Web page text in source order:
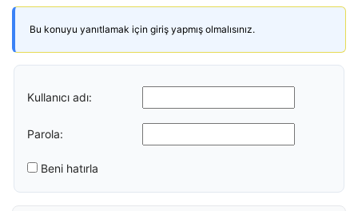
Bu konuyu yanıtlamak için giriş yapmış olmalısınız.
Kullanıcı adı:
Parola:
Beni hatırla